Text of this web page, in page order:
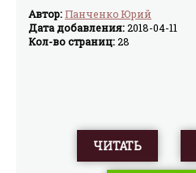
Автор:Панченко Юрий
Дата добавления:2018-04-11
Кол-во страниц:28
ЧИТАТЬ